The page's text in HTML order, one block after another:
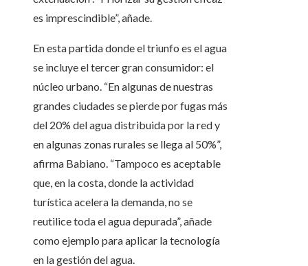
es imprescindible”, añade.
En esta partida donde el triunfo es el agua
se incluye el tercer gran consumidor: el
núcleo urbano. “En algunas de nuestras
grandes ciudades se pierde por fugas más
del 20% del agua distribuida por la red y
en algunas zonas rurales se llega al 50%”,
afirma Babiano. “Tampoco es aceptable
que, en la costa, donde la actividad
turística acelera la demanda, no se
reutilice toda el agua depurada”, añade
como ejemplo para aplicar la tecnología
en la gestión del agua.